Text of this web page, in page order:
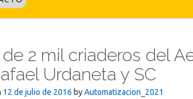
2 mil criaderos del
Urdaneta y SC
12 de julio de 2016 byAutomatizacion_2021